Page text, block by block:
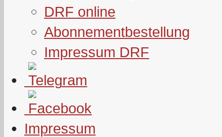
DRF online
Abonnementbestellung
Impressum DRF
Impressum